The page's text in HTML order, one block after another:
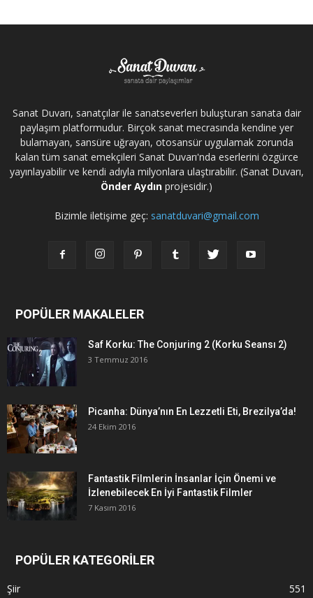
Sanat Duvarı, sanatçılar ile sanatseverleri buluşturan sanata dair
paylaşım platformudur. Birçok sanat mecrasında kendine yer
bulamayan, sansüre uğrayan, otosansür uygulamak zorunda
kalan tüm sanat emekçileri Sanat Duvarı'nda eserlerini özgürce
yayınlayabilir ve kendi adıyla milyonlara ulaştırabilir. (Sanat Duvarı,
Önder Aydın projesidir.)
Bizimle iletişime geç: sanatduvari@gmail.com
POPÜLER MAKALELER
Saf Korku: The Conjuring 2 (Korku Seansı 2)
3 Temmuz 2016
Picanha: Dünya’nın En Lezzetli Eti, Brezilya’da!
24 Ekim 2016
Fantastik Filmlerin İnsanlar İçin Önemi ve
İzlenebilecek En İyi Fantastik Filmler
7 Kasım 2016
POPÜLER KATEGORİLER
Şiir 551